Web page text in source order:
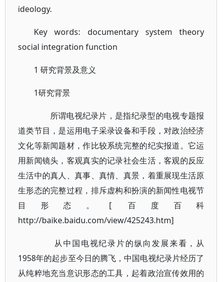
ideology.
Key words: documentary system theory
social integration function
1 研究背景及意义
1研究背景
所谓电视纪录片，是指纪录型的电视专题报
道类节目，是运用电子采录设备和手段，对政治经济
文化等新闻题材，作比较系统完整的纪实报道。它运
用新闻镜头，客观真实的记录社会生活，客观的反应
生活中的真人、真事、真情、真景，着重展现生活原
生形态的完整过程，排斥虚构和扮演的新闻性电视节
目形态。[ 百度百科
http://baike.baidu.com/view/425243.htm]
从中国电视纪录片的纵向发展来看，从
1958年的起步至今日的腾飞，中国电视纪录片经历了
从纯粹地充当意识形态的工具，起着政治宣传效用的